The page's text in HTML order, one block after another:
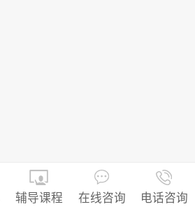
辅导课程 在线咨询 电话咨询